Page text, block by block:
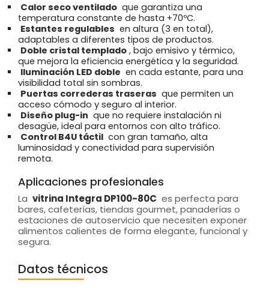
Calor seco ventilado que garantiza una
temperatura constante de hasta +70ºC.
Estantes regulables en altura (3 en total),
adaptables a diferentes tipos de productos.
Doble cristal templado , bajo emisivo y térmico,
que mejora la eficiencia energética y la seguridad.
Iluminación LED doble en cada estante, para una
visibilidad total sin sombras.
Puertas correderas traseras que permiten un
acceso cómodo y seguro al interior.
Diseño plug-in que no requiere instalación ni
desagüe, ideal para entornos con alto tráfico.
Control B4U táctil con gran tamaño, alta
luminosidad y conectividad para supervisión
remota.
Aplicaciones profesionales
La vitrina Integra DP100-80C es perfecta para
bares, cafeterías, tiendas gourmet, panaderías o
estaciones de autoservicio que necesiten exponer
alimentos calientes de forma elegante, funcional y
segura.
Datos técnicos